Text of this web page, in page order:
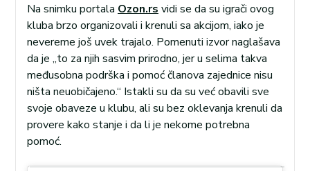
Na snimku portala Ozon.rs vidi se da su igrači ovog
kluba brzo organizovali i krenuli sa akcijom, iako je
nevereme još uvek trajalo. Pomenuti izvor naglašava
da je „to za njih sasvim prirodno, jer u selima takva
međusobna podrška i pomoć članova zajednice nisu
ništa neuobičajeno.“ Istakli su da su već obavili sve
svoje obaveze u klubu, ali su bez oklevanja krenuli da
provere kako stanje i da li je nekome potrebna
pomoć.